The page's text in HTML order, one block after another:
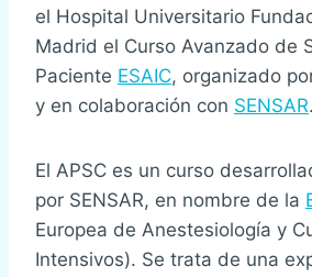
el Hospital Universitario
Madrid el Curso Avanzado de
Paciente ESAIC, organizado
y en colaboración con SENSAR.
El APSC es un curso
por SENSAR, en nombre de la
Europea de Anestesiología y
Intensivos). Se trata de una